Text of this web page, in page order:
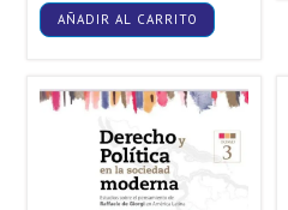
AÑADIR AL CARRITO